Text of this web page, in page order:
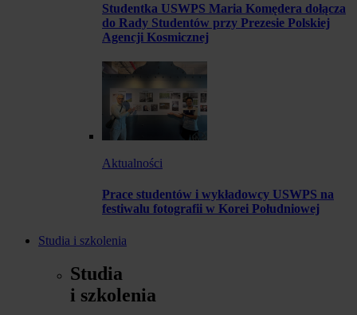
Studentka USWPS Maria Komędera dołącza
do Rady Studentów przy Prezesie Polskiej
Agencji Kosmicznej
Aktualności
Prace studentów i wykładowcy USWPS na
festiwalu fotografii w Korei Południowej
Studia i szkolenia
Studia
i szkolenia